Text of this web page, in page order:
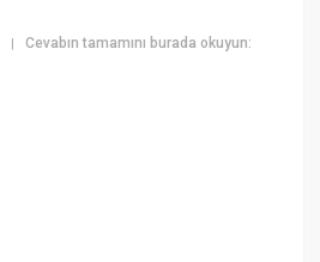
|Cevabın tamamını burada okuyun: